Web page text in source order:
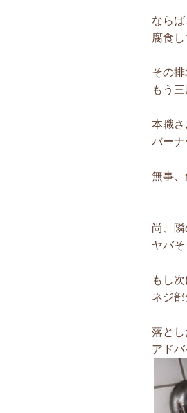
なら
腐食
その
もう
本職
バー
無事
尚、
ヤバ
もし
ネジ
落とし
アド